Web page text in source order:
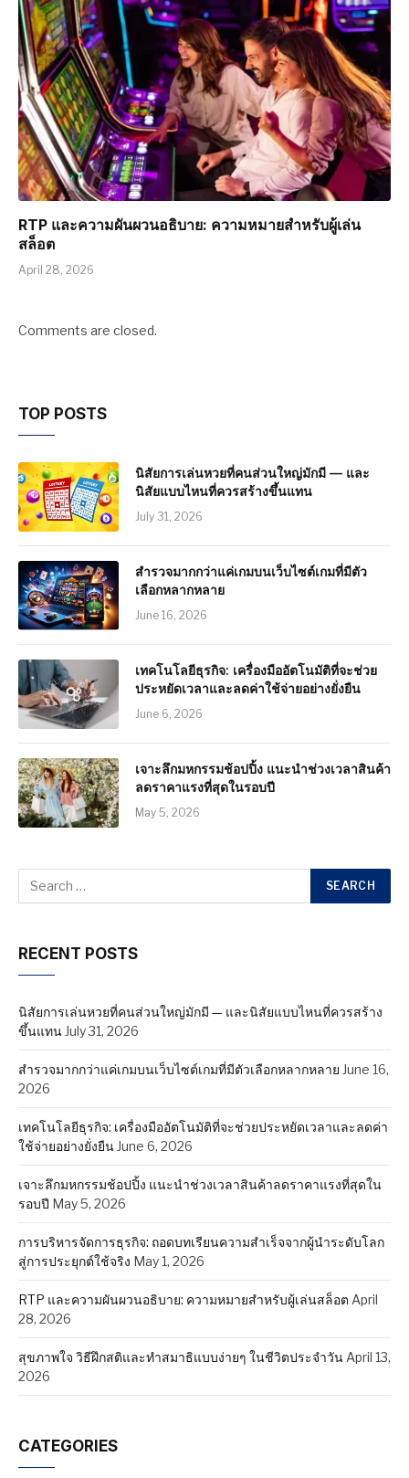
RTP และความผันผวนอธิบาย: ความหมายสำหรับผู้เล่น
สล็อต
April 28, 2026
Comments are closed.
TOP POSTS
นิสัยการเล่นหวยที่คนส่วนใหญ่มักมี — และ
นิสัยแบบไหนที่ควรสร้างขึ้นแทน
July 31, 2026
สำรวจมากกว่าแค่เกมบนเว็บไซต์เกมที่มีตัว
เลือกหลากหลาย
June 16, 2026
เทคโนโลยีธุรกิจ: เครื่องมืออัตโนมัติที่จะช่วย
ประหยัดเวลาและลดค่าใช้จ่ายอย่างยั่งยืน
June 6, 2026
เจาะลึกมหกรรมช้อปปิ้ง แนะนำช่วงเวลาสินค้า
ลดราคาแรงที่สุดในรอบปี
May 5, 2026
RECENT POSTS
นิสัยการเล่นหวยที่คนส่วนใหญ่มักมี — และนิสัยแบบไหนที่ควรสร้าง
ขึ้นแทน July 31, 2026
สำรวจมากกว่าแค่เกมบนเว็บไซต์เกมที่มีตัวเลือกหลากหลาย June 16,
2026
เทคโนโลยีธุรกิจ: เครื่องมืออัตโนมัติที่จะช่วยประหยัดเวลาและลดค่า
ใช้จ่ายอย่างยั่งยืน June 6, 2026
เจาะลึกมหกรรมช้อปปิ้ง แนะนำช่วงเวลาสินค้าลดราคาแรงที่สุดใน
รอบปี May 5, 2026
การบริหารจัดการธุรกิจ: ถอดบทเรียนความสำเร็จจากผู้นำระดับโลก
สู่การประยุกต์ใช้จริง May 1, 2026
RTP และความผันผวนอธิบาย: ความหมายสำหรับผู้เล่นสล็อต April
28, 2026
สุขภาพใจ วิธีฝึกสติและทำสมาธิแบบง่ายๆ ในชีวิตประจำวัน April 13,
2026
CATEGORIES